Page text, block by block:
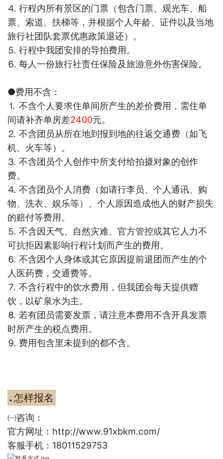
⒋ 行程内所有景区的门票（包含门票、观光车、船
票、索道、扶梯等，并根据个人年龄、证件以及当地
旅行社团队套票优惠政策退还）。
⒌ 行程中我团安排的导拍费用。
⒍ 每人一份旅行社责任保险及旅游意外伤害保险。
●费用不含：
⒈ 不含个人要求住单间所产生的差价费用，需住单
间请补齐单房差2400元。
⒉ 不含团员从所在地到报到地的往返交通费（如飞
机、火车等）。
⒊ 不含团员个人创作中所支付给拍摄对象的创作
费。
⒋ 不含团员个人消费（如请行李员、个人通讯、购
物、洗衣、娱乐等）、个人原因造成他人的财产损失
的赔付等费用。
⒌ 不含因天气、自然灾难、官方管控或其它人力不
可抗拒因素影响行程计划而产生的费用。
⒍ 不含因个人身体或其它原因提前退团而产生的个
人医药费，交通费等。
⒎ 不含行程中的饮水费用，但我团会每天提供赠
饮，以矿泉水为主。
⒏ 若有团员需要发票，请注意本费用不含开具发票
时所产生的税点费用。
⒐ 费用包含里未提到的都不含。
◆ 怎样报名
㈠咨询：
官方网址：http://www.91xbkm.com/
客服手机：18011529753